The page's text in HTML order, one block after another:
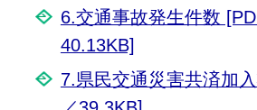
6.交通事故発生件数
40.13KB]
7.県民交通災害共済加